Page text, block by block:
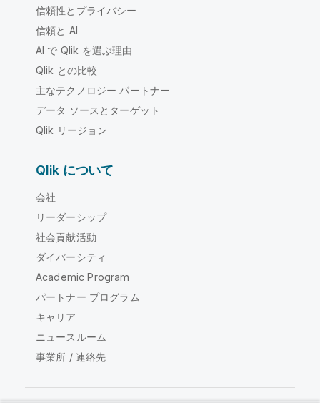
信頼性とプライバシー
信頼と AI
AI で Qlik を選ぶ理由
Qlik との比較
主なテクノロジー パートナー
データ ソースとターゲット
Qlik リージョン
Qlik について
会社
リーダーシップ
社会貢献活動
ダイバーシティ
Academic Program
パートナー プログラム
キャリア
ニュースルーム
事業所 / 連絡先